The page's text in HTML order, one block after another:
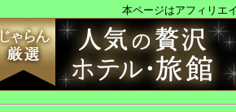
本ページはアフィリエ